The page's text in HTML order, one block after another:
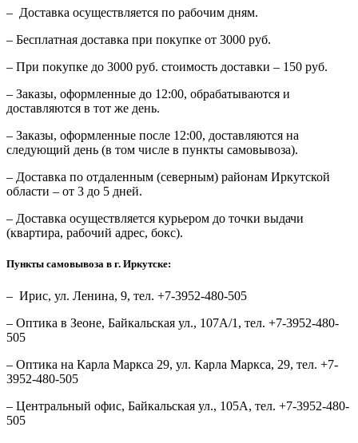
– Доставка осуществляется по рабочим дням.
– Бесплатная доставка при покупке от 3000 руб.
– При покупке до 3000 руб. стоимость доставки – 150 руб.
– Заказы, оформленные до 12:00, обрабатываются и
доставляются в тот же день.
– Заказы, оформленные после 12:00, доставляются на
следующий день (в том числе в пункты самовывоза).
– Доставка по отдаленным (северным) районам Иркутской
области – от 3 до 5 дней.
– Доставка осуществляется курьером до точки выдачи
(квартира, рабочий адрес, бокс).
Пункты самовывоза в г. Иркутске:
– Ирис, ул. Ленина, 9, тел. +7-3952-480-505
– Оптика в Зеоне, Байкальская ул., 107А/1, тел. +7-3952-480-
505
– Оптика на Карла Маркса 29, ул. Карла Маркса, 29, тел. +7-
3952-480-505
– Центральный офис, Байкальская ул., 105А, тел. +7-3952-480-
505